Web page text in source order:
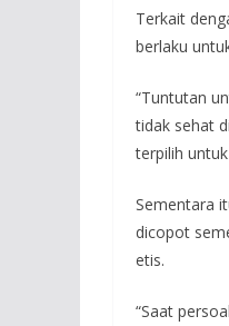
Terkait
berlaku
“Tuntutan
tidak sehat
terpilih
Sementara
dicopot
etis.
“Saat